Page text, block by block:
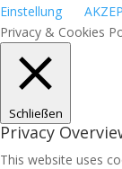
Einstellung
Privacy & Cookies
Schließen
Privacy
This website uses